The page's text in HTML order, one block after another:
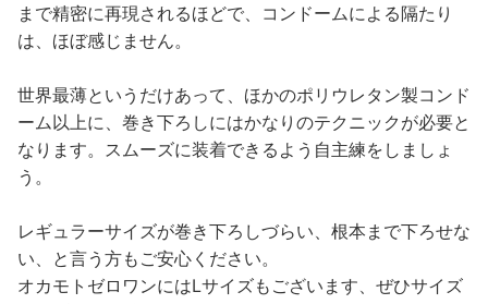
まで精密に再現されるほどで、コンドームによる隔たり
は、ほぼ感じません。
世界最薄というだけあって、ほかのポリウレタン製コンド
ーム以上に、巻き下ろしにはかなりのテクニックが必要と
なります。スムーズに装着できるよう自主練をしましょ
う。
レギュラーサイズが巻き下ろしづらい、根本まで下ろせな
い、と言う方もご安心ください。
オカモトゼロワンにはLサイズもございます、ぜひサイズ